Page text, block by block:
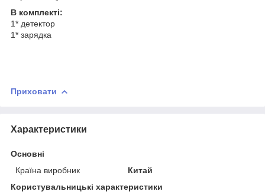
В комплекті:
1* детектор
1* зарядка
Приховати
Характеристики
Основні
Країна виробник
Китай
Користувальницькі характеристики